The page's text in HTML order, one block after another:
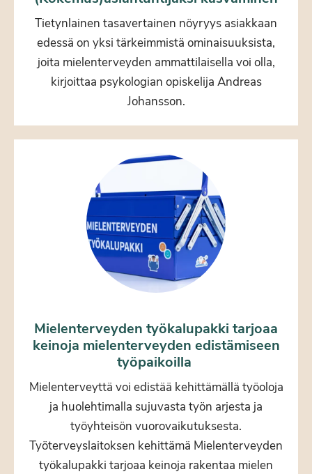
Tietynlainen tasavertainen nöyryys asiakkaan
edessä on yksi tärkeimmistä ominaisuuksista,
joita mielenterveyden ammattilaisella voi olla,
kirjoittaa psykologian opiskelija Andreas
Johansson.
Mielenterveyden työkalupakki tarjoaa
keinoja mielenterveyden edistämiseen
työpaikoilla
Mielenterveyttä voi edistää kehittämällä työoloja
ja huolehtimalla sujuvasta työn arjesta ja
työyhteisön vuorovaikutuksesta.
Työterveyslaitoksen kehittämä Mielenterveyden
työkalupakki tarjoaa keinoja rakentaa mielen